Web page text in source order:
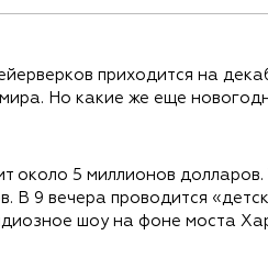
приходится на
Но какие же еще
около 5 миллионов
В 9 вечера проводится
шоу на фоне моста